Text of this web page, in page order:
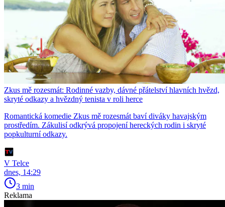
Zkus mě rozesmát: Rodinné vazby, dávné přátelství hlavních hvězd,
skryté odkazy a hvězdný tenista v roli herce
Romantická komedie Zkus mě rozesmát baví diváky havajským
prostředím. Zákulisí odkrývá propojení hereckých rodin i skryté
popkulturní odkazy.
V Telce
dnes, 14:29
3 min
Reklama